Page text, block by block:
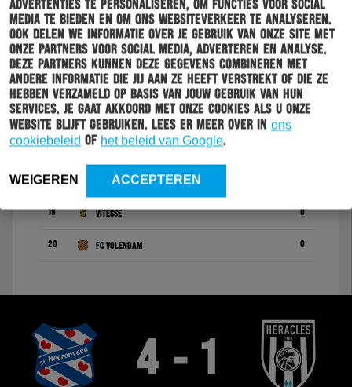
advertenties te personaliseren, om functies voor social
media te bieden en om ons websiteverkeer te analyseren.
Ook delen we informatie over je gebruik van onze site met
onze partners voor social media, adverteren en analyse.
Deze partners kunnen deze gegevens combineren met
andere informatie die jij aan ze heeft verstrekt of die ze
hebben verzameld op basis van jouw gebruik van hun
services. Je gaat akkoord met onze cookies als u onze
website blijft gebruiken. Lees er meer over in ons
cookiebeleid of het beleid van Google.
WEIGEREN ACCEPTEREN
13 PSV 0
14 RKC Waalwijk 0
15 Roda JC 0
16 TOP Oss 0
17 Jong FC Utrecht
18 VVV-Venlo
19 Vitesse 0
20 FC Volendam 0
4 - 1